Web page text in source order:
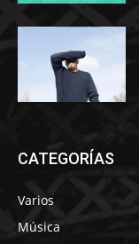
CATEGORÍAS
Varios
Música